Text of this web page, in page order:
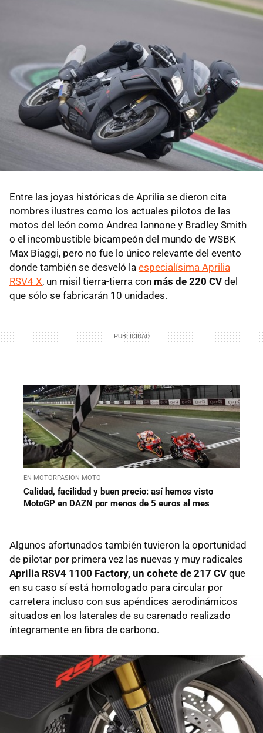
Entre las joyas históricas de Aprilia se dieron cita
nombres ilustres como los actuales pilotos de las
motos del león como Andrea Iannone y Bradley Smith
o el incombustible bicampeón del mundo de WSBK
Max Biaggi, pero no fue lo único relevante del evento
donde también se desveló la especialísima Aprilia
RSV4 X, un misil tierra-tierra con más de 220 CV del
que sólo se fabricarán 10 unidades.
EN MOTORPASION MOTO
Calidad, facilidad y buen precio: así hemos visto
MotoGP en DAZN por menos de 5 euros al mes
Algunos afortunados también tuvieron la oportunidad
de pilotar por primera vez las nuevas y muy radicales
Aprilia RSV4 1100 Factory, un cohete de 217 CV que
en su caso sí está homologado para circular por
carretera incluso con sus apéndices aerodinámicos
situados en los laterales de su carenado realizado
íntegramente en fibra de carbono.